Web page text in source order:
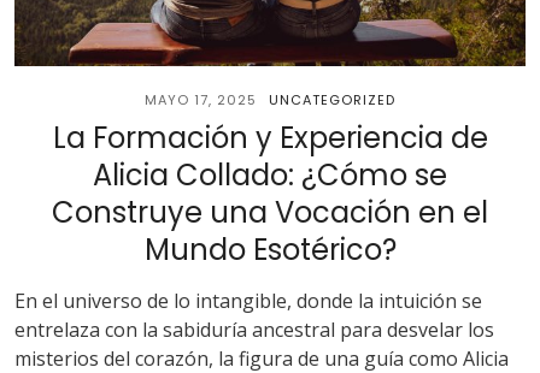
MAYO 17, 2025 UNCATEGORIZED
La Formación y Experiencia de
Alicia Collado: ¿Cómo se
Construye una Vocación en el
Mundo Esotérico?
En el universo de lo intangible, donde la intuición se
entrelaza con la sabiduría ancestral para desvelar los
misterios del corazón, la figura de una guía como Alicia